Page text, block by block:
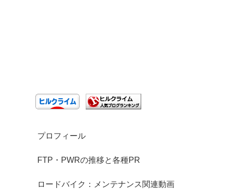
プロフィール
FTP・PWRの推移と各種PR
ロードバイク：メンテナンス関連動画